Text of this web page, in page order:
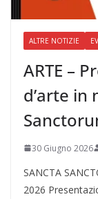
ALTRE NOTIZIE
ARTE –
d’arte in
30 Giugno 2026
SANCTA
2026